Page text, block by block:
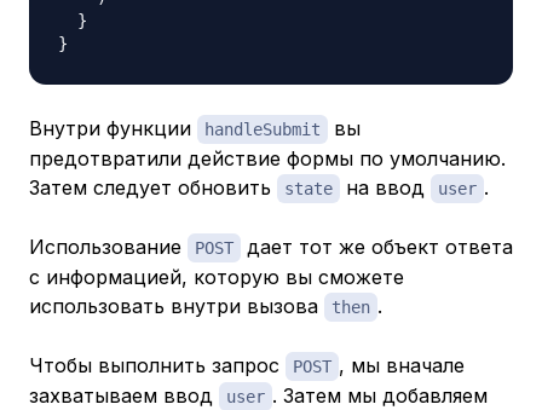
}
}
Внутри функции handleSubmit
вы
предотвратили действие формы по умолчанию.
Затем следует обновить
state на ввод user .
Использование POST
дает тот же объект ответа
с информацией, которую вы сможете
использовать внутри вызова
then .
Чтобы выполнить запрос POST , мы вначале
захватываем ввод
user . Затем мы добавляем